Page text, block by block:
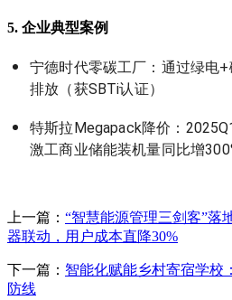
5. 企业典型案例
宁德时代零碳工厂：通过绿电
排放（获SBTi认证）
特斯拉Megapack降价：
激工商业储能装机量同比增
上一篇： “智慧能源管理三剑客”落
器联动，用户成本直降30%
下一篇： 智能化赋能乡村寄宿学校
防线